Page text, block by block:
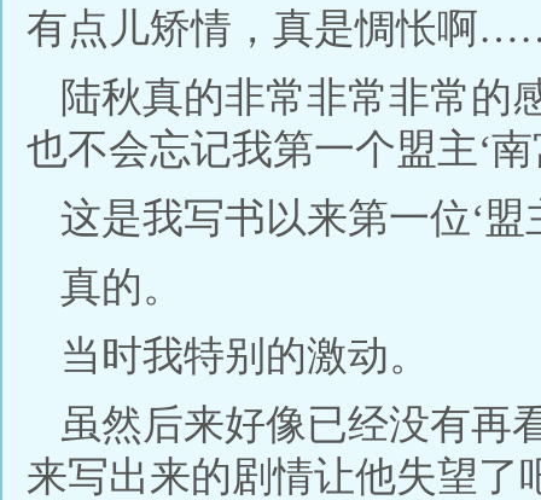
有点儿矫情，真是惆怅啊
陆秋真的非常非常非常的
也不会忘记我第一个盟主‘南
这是我写书以来第一位‘盟
真的。
当时我特别的激动。
虽然后来好像已经没有再
来写出来的剧情让他失望了